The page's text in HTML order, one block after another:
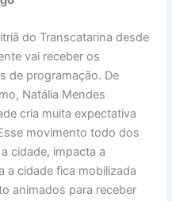
do Transcatarina desde
vai receber os
de programação. De
Natália Mendes
cria muita expectativa
movimento todo dos
cidade, impacta a
a cidade fica mobilizada
animados para receber